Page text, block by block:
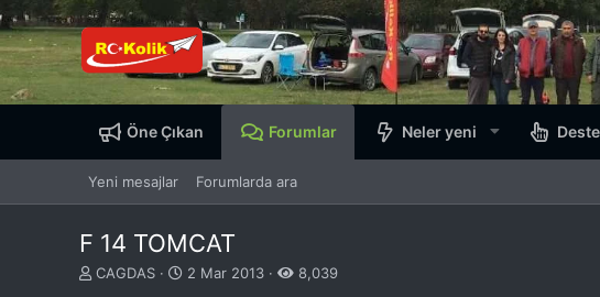
Öne Çıkan Forumlar Neler yeni
Yeni mesajlar Forumlarda ara
F 14 TOMCAT
K
CAGDAS
B
2 Mar 2013 8,039